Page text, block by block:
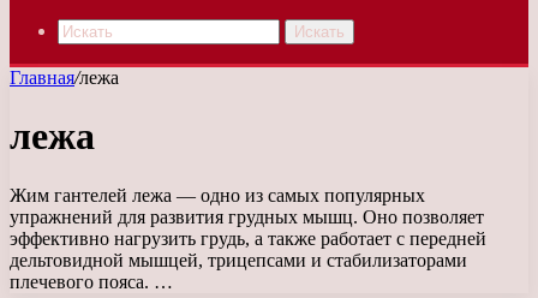
Искать
Главная/лежа
лежа
Жим гантелей лежа — одно из самых популярных
упражнений для развития грудных мышц. Оно позволяет
эффективно нагрузить грудь, а также работает с передней
дельтовидной мышцей, трицепсами и стабилизаторами
плечевого пояса. …